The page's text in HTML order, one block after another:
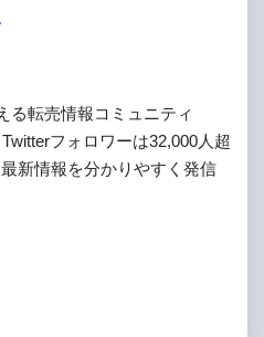
る転売情報コミュニティ
フォロワーは32,000人超
新情報を分かりやすく発信